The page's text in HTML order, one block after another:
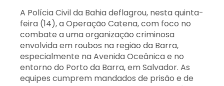
A Polícia Civil da Bahia deflagrou, nesta quinta-
feira (14), a Operação Catena, com foco no
combate a uma organização criminosa
envolvida em roubos na região da Barra,
especialmente na Avenida Oceânica e no
entorno do Porto da Barra, em Salvador. As
equipes cumprem mandados de prisão e de